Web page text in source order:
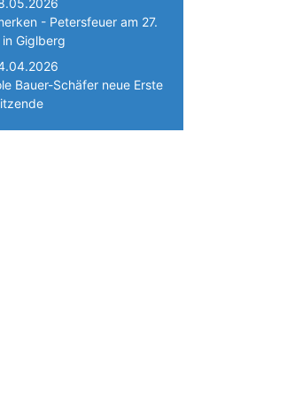
- Petersfeuer am 27.
Giglberg
Bauer-Schäfer neue Erste